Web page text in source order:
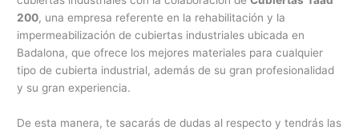
200, una empresa referente en la rehabilitación y la
impermeabilización de cubiertas industriales ubicada en
Badalona, que ofrece los mejores materiales para cualquier
tipo de cubierta industrial, además de su gran profesionalidad
y su gran experiencia.
De esta manera, te sacarás de dudas al respecto y tendrás las